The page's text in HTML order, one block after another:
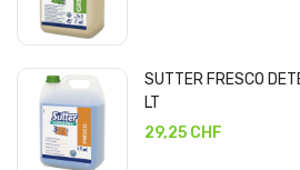
SUTTER FRESCO
LT
29,25 CHF